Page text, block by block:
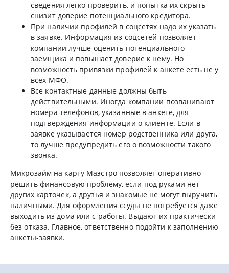
сведения легко проверить, и попытка их скрыть
снизит доверие потенциального кредитора.
При наличии профилей в соцсетях надо их указать
в заявке. Информация из соцсетей позволяет
компании лучше оценить потенциального
заемщика и повышает доверие к нему. Но
возможность привязки профилей к анкете есть не у
всех МФО.
Все контактные данные должны быть
действительными. Иногда компании позванивают
номера телефонов, указанные в анкете, для
подтверждения информации о клиенте. Если в
заявке указывается номер родственника или друга,
то лучше предупредить его о возможности такого
звонка.
Микрозайм на карту Маэстро позволяет оперативно
решить финансовую проблему, если под руками нет
других карточек, а друзья и знакомые не могут выручить
наличными. Для оформления ссуды не потребуется даже
выходить из дома или с работы. Выдают их практически
без отказа. Главное, ответственно подойти к заполнению
анкеты-заявки.